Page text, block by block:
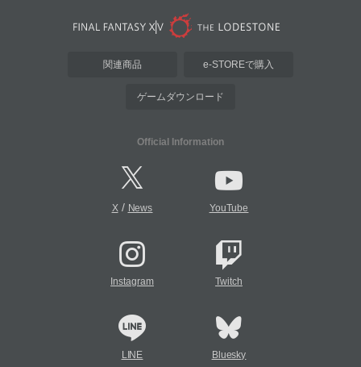
関連商品 e-STOREで購入
ゲームダウンロード
Official Information
X/ News YouTube
Instagram Twitch
LINE Bluesky